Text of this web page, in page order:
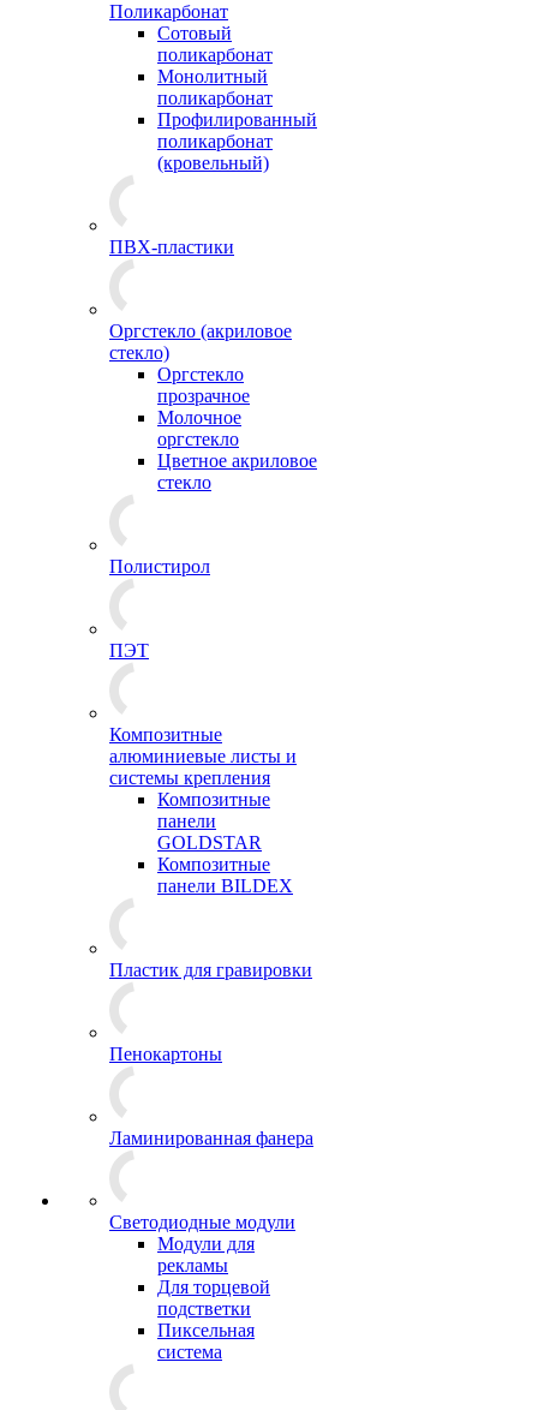
Поликарбонат
Сотовый
поликарбонат
Монолитный
поликарбонат
Профилированный
поликарбонат
(кровельный)
ПВХ-пластики
Оргстекло (акриловое
стекло)
Оргстекло
прозрачное
Молочное
оргстекло
Цветное акриловое
стекло
Полистирол
ПЭТ
Композитные
алюминиевые листы и
системы крепления
Композитные
панели
GOLDSTAR
Композитные
панели BILDEX
Пластик для гравировки
Пенокартоны
Ламинированная фанера
Светодиодные модули
Модули для
рекламы
Для торцевой
подстветки
Пиксельная
система